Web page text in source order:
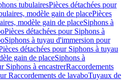
tubulairesPièces détachées pour
modèle gain de placePièces
modèle gain de placeSiphons à
Pièces détachées pour Siphons à
Siphons à tuyau d'immersion pour
détachées pour Siphons à tuyau
gain de placeSiphons à
Siphons à encastrerRaccordements
Raccordements de lavaboTuyaux de